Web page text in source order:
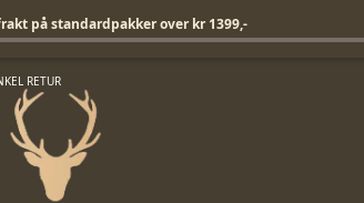
RETUR
på standardpakker over kr 1399,-